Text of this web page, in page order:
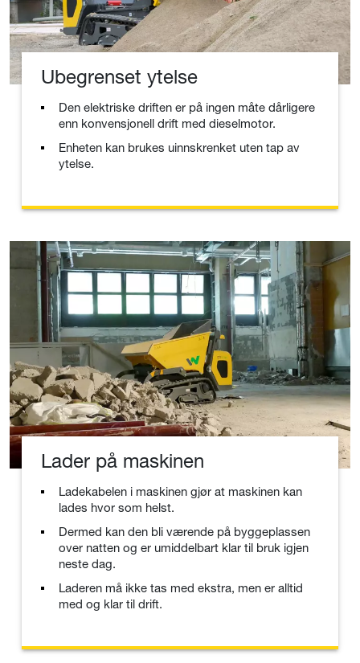
Ubegrenset ytelse
Den elektriske driften er på ingen måte dårligere
enn konvensjonell drift med dieselmotor.
Enheten kan brukes uinnskrenket uten tap av
ytelse.
Lader på maskinen
Ladekabelen i maskinen gjør at maskinen kan
lades hvor som helst.
Dermed kan den bli værende på byggeplassen
over natten og er umiddelbart klar til bruk igjen
neste dag.
Laderen må ikke tas med ekstra, men er alltid
med og klar til drift.